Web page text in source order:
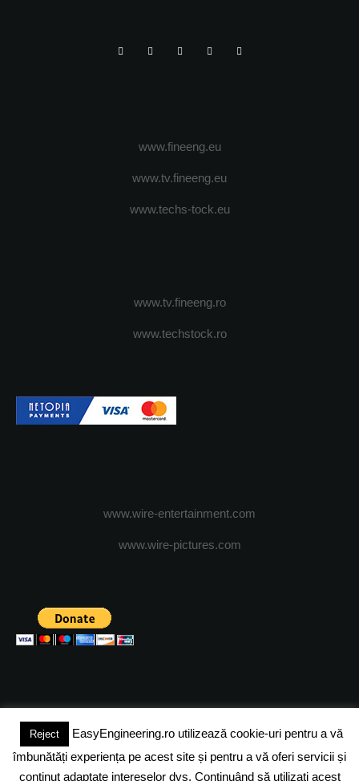
www.fineeng.eu
www.tv.fineeng.eu
www.techs-tock.eu
www.tv.fineeng.ro
www.techstock.ro
www.wire-entertainment.com
www.wire-pictures.com
(c) 2024 - FineEngineeringMagazine. All rights reserved.
DESPRE NOI ADVERTISING JOBS DESPRE COOKIES
Reject
EasyEngineering.ro utilizează cookie-uri pentru a vă
îmbunătăți experiența pe acest site și pentru a vă oferi servicii și
conținut adaptate intereselor dvs. Continuând să utilizați acest